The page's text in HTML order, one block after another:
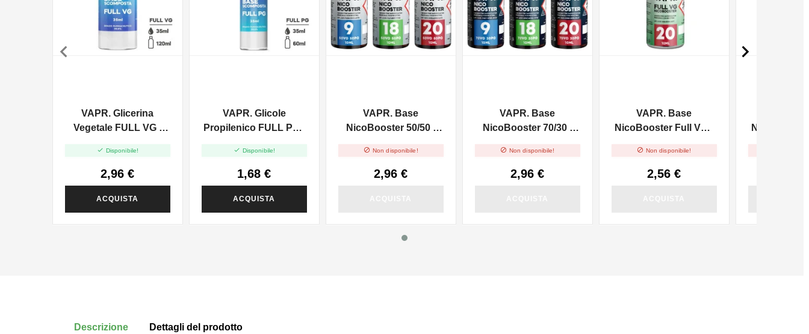
VAPR. Glicerina
Vegetale FULL VG -
 Disponibile!
2,96 €
ACQUISTA
VAPR. Glicole
Propilenico FULL PG -
 Disponibile!
1,68 €
ACQUISTA
VAPR. Base
NicoBooster 50/50 -
 Non disponibile!
2,96 €
VAPR. Base
NicoBooster 70/30 -
 Non disponibile!
2,96 €
VAPR. Base
NicoBooster Full VG -
 Non disponibile!
2,56 €
 
Descrizione Dettagli del prodotto